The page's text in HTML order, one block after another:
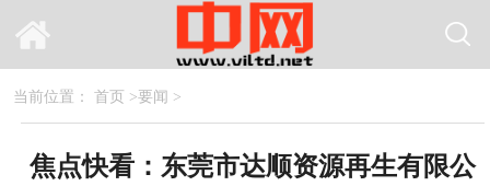
当前位置： 首页 >要闻 >
焦点快看：东莞市达顺资源再生有限公